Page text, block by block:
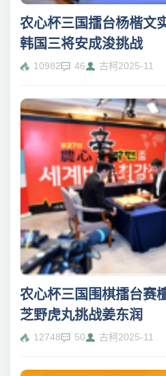
农心杯三国擂台杨楷文
韩国三将安成浚挑战
10982 46 古柯2025-11
农心杯三国围棋擂台赛
芝野虎丸挑战姜东润
12748 50 古柯2025-11